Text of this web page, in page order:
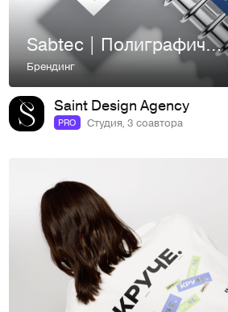
Sabtec | Полиграфическое оборудование | Айдентика | Сайт
Брендинг
Saint Design Agency
PRO Студия, 3 соавтора